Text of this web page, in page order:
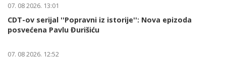
07. 08 2026. 13:01
CDT-ov serijal ''Popravni iz istorije'': Nova epizoda
posvećena Pavlu Đurišiću
07. 08 2026. 12:52